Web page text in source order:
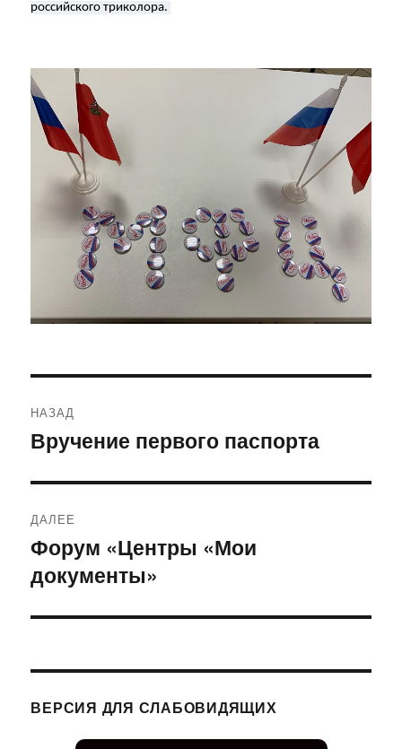
российского триколора.
по
НАЗАД
Предыдущая
Вручение первого паспорта
ДАЛЕЕ
Следующая
запись:
Форум «Центры «Мои
документы»
ВЕРСИЯ ДЛЯ СЛАБОВИДЯЩИХ